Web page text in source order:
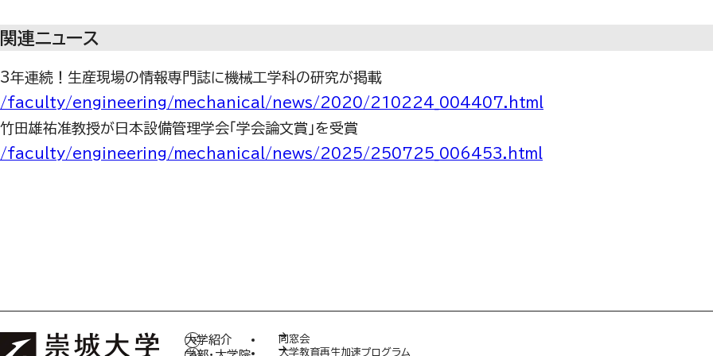
関連ニュース
3年連続！生産現場の情報専門誌に機械工学科の研究が掲載
/faculty/engineering/mechanical/news/2020/210224_004407.html
竹田雄祐准教授が日本設備管理学会「学会論文賞」を受賞
/faculty/engineering/mechanical/news/2025/250725_006453.html
大学紹介
同窓会
大学教育再生加速プログラム